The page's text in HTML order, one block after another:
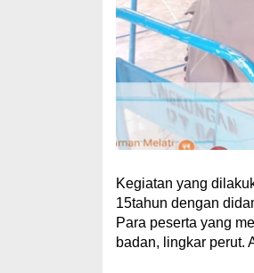
Kegiatan yang
15tahun dengan
Para peserta yang
badan, lingkar perut.